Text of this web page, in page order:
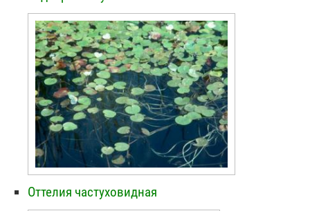
Оттелия частуховидная